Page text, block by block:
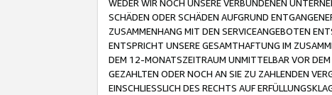
WEDER WIR NOCH UNSERE VERBUNDENEN
SCHÄDEN ODER SCHÄDEN AUFGRUND
ZUSAMMENHANG MIT DEN SERVICEANGEBOTEN
ENTSPRICHT UNSERE GESAMTHAFTUNG IM
DEM 12-MONATSZEITRAUM UNMITTELBAR VOR
GEZAHLTEN ODER NOCH AN SIE ZU ZAHLENDEN
EINSCHLIESSLICH DES RECHTS AUF